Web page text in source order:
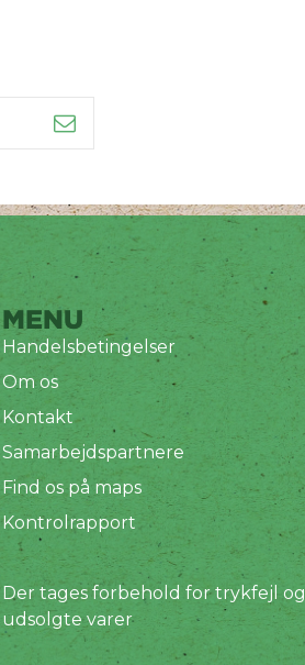
MENU
Handelsbetingelser
Om os
Kontakt
Samarbejdspartnere
Find os på maps
Kontrolrapport
Der tages forbehold for trykfejl og
udsolgte varer